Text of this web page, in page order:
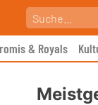
& Royals